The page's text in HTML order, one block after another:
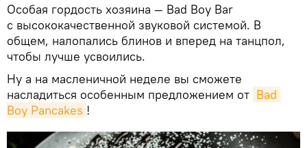
Особая гордость хозяина — Bad Boy Bar
с высококачественной звуковой системой. В
общем, налопались блинов и вперед на танцпол,
чтобы лучше усвоились.
Ну а на масленичной неделе вы сможете
насладиться особенным предложением от Bad
Boy Pancakes !